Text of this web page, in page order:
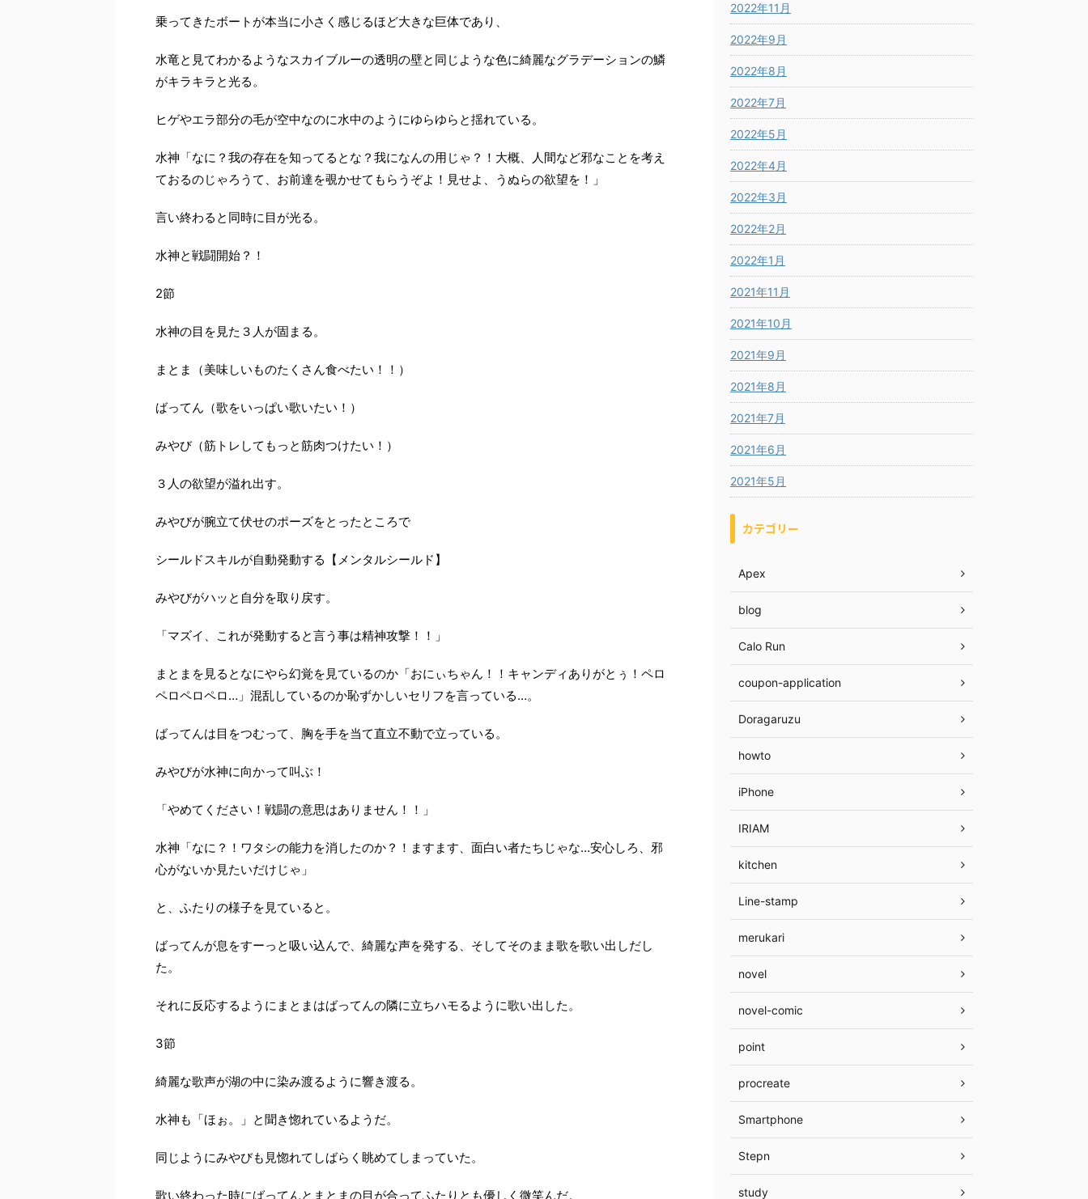
乗ってきたボートが本当に小さく感じるほど大きな巨体であり、
水竜と見てわかるようなスカイブルーの透明の壁と同じような色に綺麗なグラデーションの鱗
がキラキラと光る。
ヒゲやエラ部分の毛が空中なのに水中のようにゆらゆらと揺れている。
水神「なに？我の存在を知ってるとな？我になんの用じゃ？！大概、人間など邪なことを考え
ておるのじゃろうて、お前達を覗かせてもらうぞよ！見せよ、うぬらの欲望を！」
言い終わると同時に目が光る。
水神と戦闘開始？！
2節
水神の目を見た３人が固まる。
まとま（美味しいものたくさん食べたい！！）
ばってん（歌をいっぱい歌いたい！）
みやび（筋トレしてもっと筋肉つけたい！）
３人の欲望が溢れ出す。
みやびが腕立て伏せのポーズをとったところで
シールドスキルが自動発動する 【メンタルシールド】
みやびがハッと自分を取り戻す。
「マズイ、これが発動すると言う事は精神攻撃！！」
まとまを見るとなにやら幻覚を見ているのか「おにぃちゃん！！キャンディありがとぅ！ペロ
ペロペロペロ… 」混乱しているのか恥ずかしいセリフを言っている…。
ばってんは目をつむって、胸を手を当て直立不動で立っている。
みやびが水神に向かって叫ぶ！
「やめてください！戦闘の意思はありません！！」
水神「なに？！ワタシの能力を消したのか？！ますます、面白い者たちじゃな…安心しろ、邪
心がないか見たいだけじゃ」
と、ふたりの様子を見ていると。
ばってんが息をすーっと吸い込んで、綺麗な声を発する、そしてそのまま歌を歌い出しだし
た。
それに反応するようにまとまはばってんの隣に立ちハモるように歌い出した。
3節
綺麗な歌声が湖の中に染み渡るように響き渡る。
水神も「ほぉ。」と聞き惚れているようだ。
同じようにみやびも見惚れてしばらく眺めてしまっていた。
歌い終わった時にばってんとまとまの目が合ってふたりとも優しく微笑んだ。
2022年11月
2022年9月
2022年8月
2022年7月
2022年5月
2022年4月
2022年3月
2022年2月
2022年1月
2021年11月
2021年10月
2021年9月
2021年8月
2021年7月
2021年6月
2021年5月
カテゴリー
Apex
blog
Calo Run
coupon-application
Doragaruzu
howto
iPhone
IRIAM
kitchen
Line-stamp
merukari
novel
novel-comic
point
procreate
Smartphone
Stepn
study